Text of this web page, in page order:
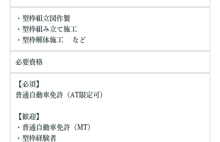
・型枠組立図作製
・型枠組み立て施工
・型枠解体施工 など
必要資格
【必須】
普通自動車免許（AT限定可）
【歓迎】
・普通自動車免許（MT）
・型枠経験者